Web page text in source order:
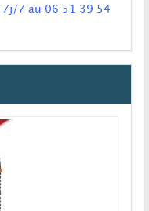
7j/7 au 06 51 39 54